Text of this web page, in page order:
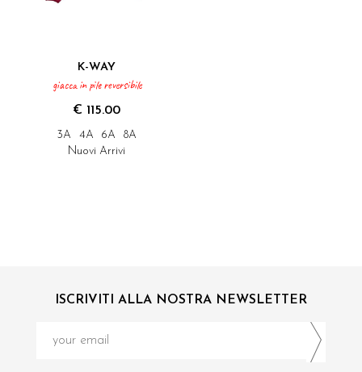
K-WAY
giacca in pile reversibile
€ 115.00
3A 4A 6A
8A
Nuovi Arrivi
ISCRIVITI ALLA NOSTRA NEWSLETTER